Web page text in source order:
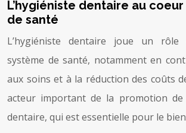
L’hygiéniste dentaire au
de santé
L’hygiéniste dentaire joue un rôle
système de santé, notamment en
aux soins et à la réduction des coûts
acteur important de la promotion de
dentaire, qui est essentielle pour le